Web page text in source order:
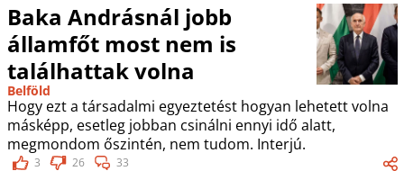
Baka Andrásnál jobb
államfőt most nem is
találhattak volna
Belföld
Hogy ezt a társadalmi egyeztetést hogyan lehetett volna
másképp, esetleg jobban csinálni ennyi idő alatt,
megmondom őszintén, nem tudom. Interjú.
3 26 33